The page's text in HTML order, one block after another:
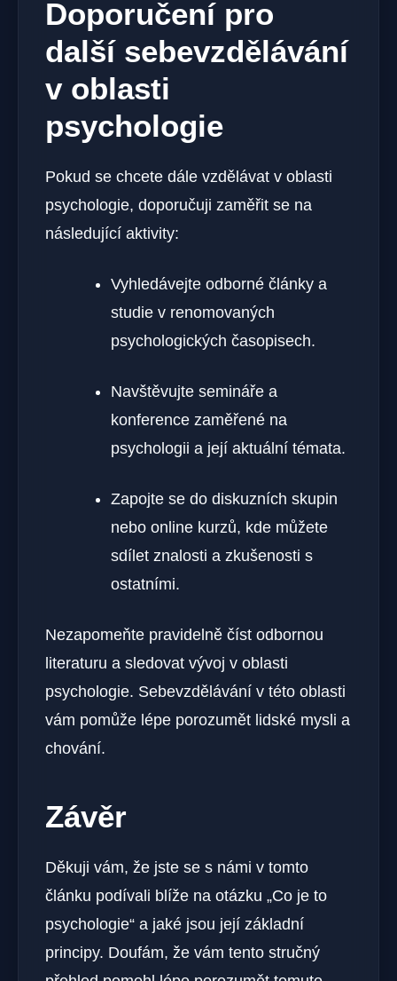
Doporučení pro
další sebevzdělávání
v oblasti
psychologie
Pokud se chcete dále vzdělávat v oblasti
psychologie, doporučuji zaměřit se na
následující aktivity:
Vyhledávejte odborné články a
studie v renomovaných
psychologických časopisech.
Navštěvujte semináře a
konference zaměřené na
psychologii a její aktuální témata.
Zapojte se do diskuzních skupin
nebo online kurzů, kde můžete
sdílet znalosti a zkušenosti s
ostatními.
Nezapomeňte pravidelně číst odbornou
literaturu a sledovat vývoj v oblasti
psychologie. Sebevzdělávání v této oblasti
vám pomůže lépe porozumět lidské mysli a
chování.
Závěr
Děkuji vám, že jste se s námi v tomto
článku podívali blíže na otázku „Co je to
psychologie“ a jaké jsou její základní
principy. Doufám, že vám tento stručný